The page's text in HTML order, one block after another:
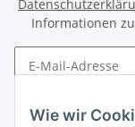
Wie wir
Informationen